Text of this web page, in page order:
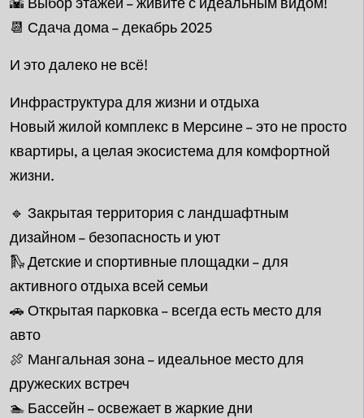
🌇 Выбор этажей – живите с идеальным видом!
📆 Сдача дома – декабрь 2025
И это далеко не всё!
Инфраструктура для жизни и отдыха
Новый жилой комплекс в Мерсине – это не просто
квартиры, а целая экосистема для комфортной
жизни.
🔹 Закрытая территория с ландшафтным
дизайном – безопасность и уют
🛝 Детские и спортивные площадки – для
активного отдыха всей семьи
🚗 Открытая парковка – всегда есть место для
авто
🍖 Мангальная зона – идеальное место для
дружеских встреч
🏊 Бассейн – освежает в жаркие дни